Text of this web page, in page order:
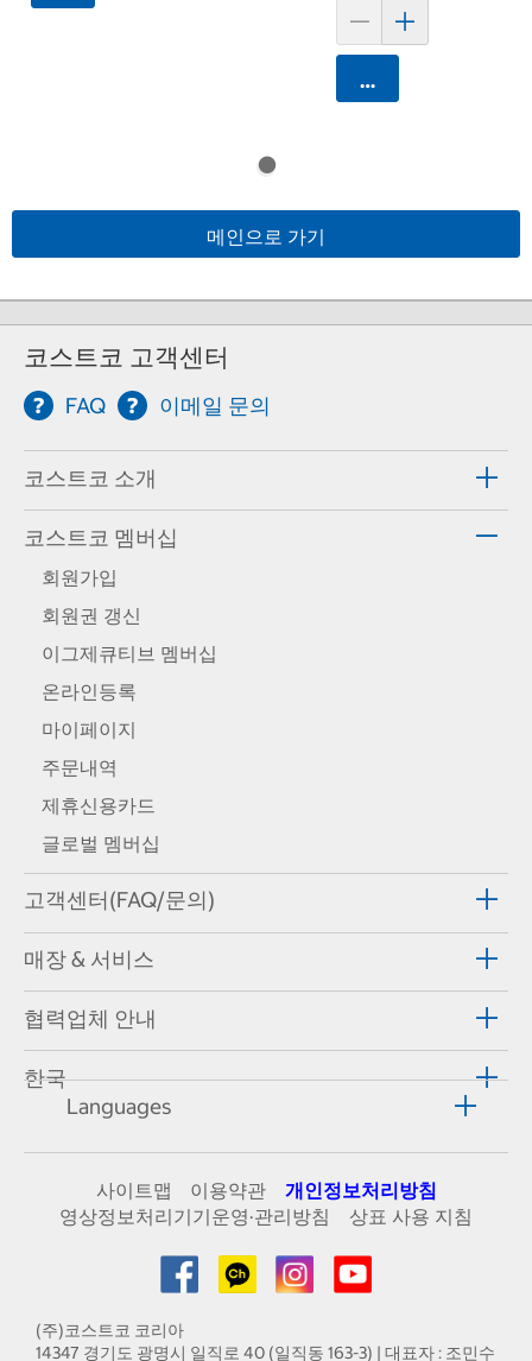
카트에 담기
메인으로 가기
코스트코 고객센터
FAQ 이메일 문의
코스트코 소개
코스트코 멤버십
회원가입
회원권 갱신
이그제큐티브 멤버십
온라인등록
마이페이지
주문내역
제휴신용카드
글로벌 멤버십
고객센터(FAQ/문의)
매장 & 서비스
협력업체 안내
한국
Languages
사이트맵 이용약관
개인정보처리방침
영상정보처리기기운영·관리방침
상표 사용 지침
(주)코스트코 코리아
14347 경기도 광명시 일직로 40 (일직동 163-3) | 대표자 : 조민수